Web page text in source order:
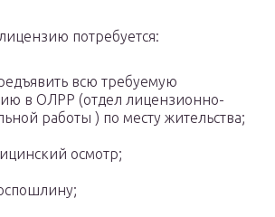
потребуется:
всю требуемую
в ОЛРР (отдел лицензионно-
работы ) по месту жительства;
осмотр;